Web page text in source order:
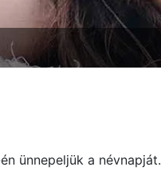
ünnepeljük a névnapját.